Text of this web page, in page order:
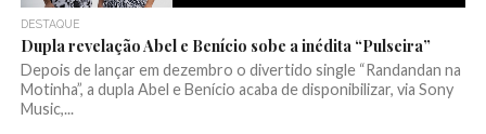
DESTAQUE
Dupla revelação Abel e Benício sobe a inédita “Pulseira”
Depois de lançar em dezembro o divertido single “Randandan na
Motinha”, a dupla Abel e Benício acaba de disponibilizar, via Sony
Music,...